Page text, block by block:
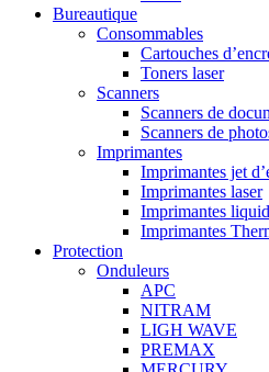
Bureautique
Consommables
Cartouches
Toners laser
Scanners
Scanners de
Scanners de
Imprimantes
Imprimantes jet
Imprimantes laser
Imprimantes
Imprimantes
Protection
Onduleurs
APC
NITRAM
LIGH WAVE
PREMAX